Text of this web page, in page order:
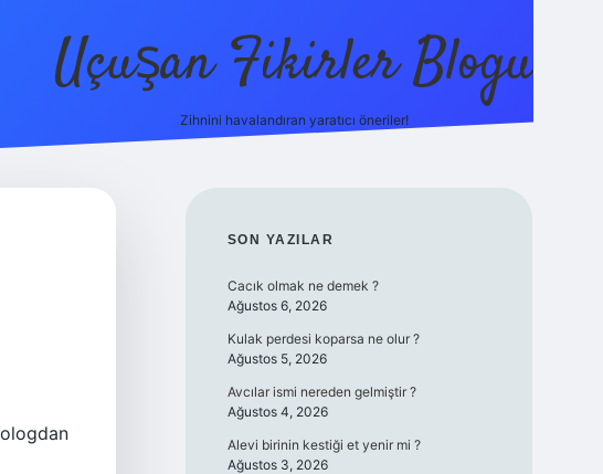
Uçuşan Fikirler Blogu
Zihnini havalandıran yaratıcı öneriler!
SIDEBAR
SON YAZILAR
Cacık olmak ne demek ?
Ağustos 6, 2026
Kulak perdesi koparsa ne olur ?
Ağustos 5, 2026
Avcılar ismi nereden gelmiştir ?
Ağustos 4, 2026
Alevi birinin kestiği et yenir mi ?
Ağustos 3, 2026